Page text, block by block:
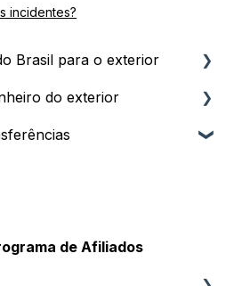
incidentes?
Brasil para o exterior
Prazos
Jurídica (Business)
e Cancelamentos
do exterior
e Prazos
e Stocks
Pessoa Jurídica
Invoicede Afiliados